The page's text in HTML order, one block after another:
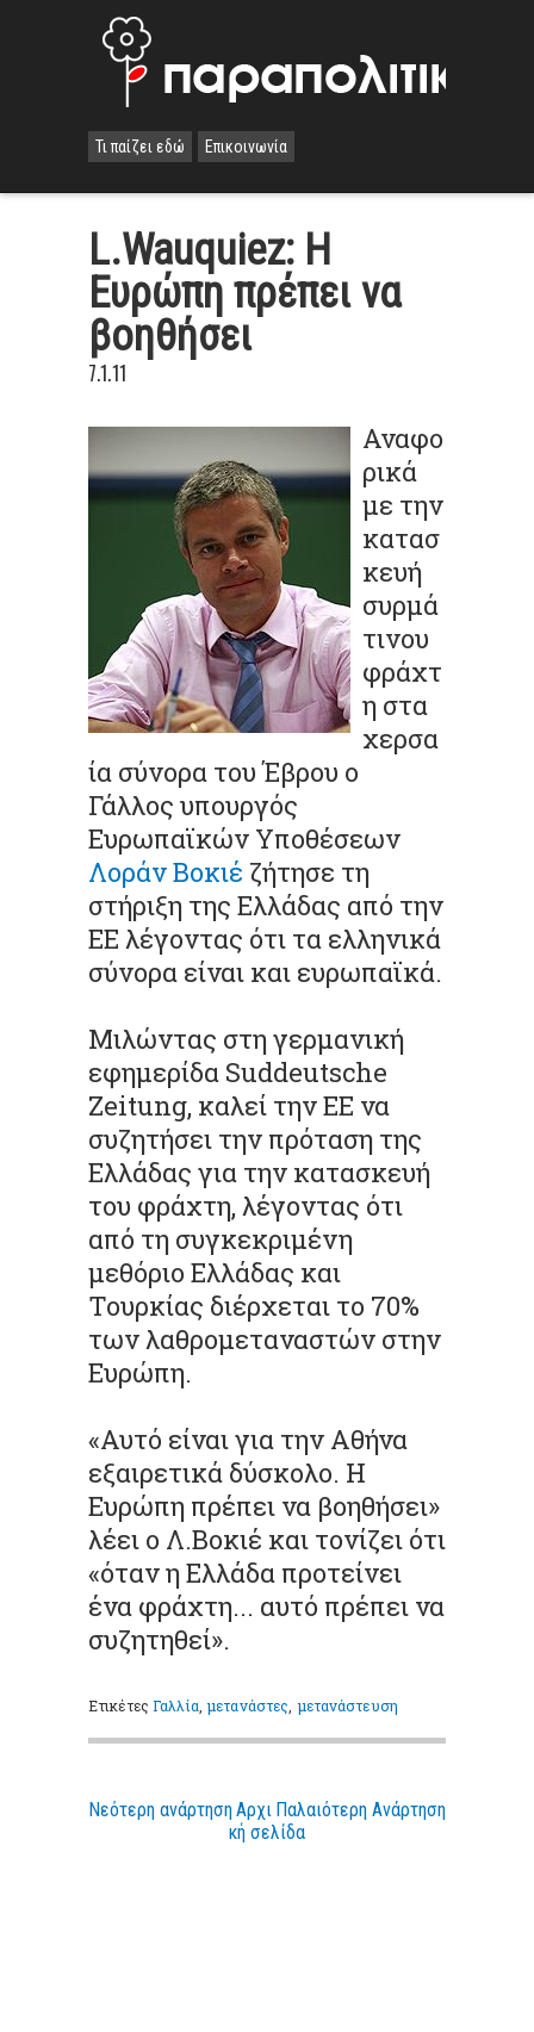
Τι παίζει εδώ Επικοινωνία
L.Wauquiez: Η
Ευρώπη πρέπει να
βοηθήσει
7.1.11
Αναφο
ρικά
με την
κατασ
κευή
συρμά
τινου
φράχτ
η στα
χερσα
ία σύνορα του Έβρου ο
Γάλλος υπουργός
Ευρωπαϊκών Υποθέσεων
Λοράν Βοκιέ ζήτησε τη
στήριξη της Ελλάδας από την
ΕΕ λέγοντας ότι τα ελληνικά
σύνορα είναι και ευρωπαϊκά.
Μιλώντας στη γερμανική
εφημερίδα Suddeutsche
Zeitung, καλεί την ΕΕ να
συζητήσει την πρόταση της
Ελλάδας για την κατασκευή
του φράχτη, λέγοντας ότι
από τη συγκεκριμένη
μεθόριο Ελλάδας και
Τουρκίας διέρχεται το 70%
των λαθρομεταναστών στην
Ευρώπη.
«Αυτό είναι για την Αθήνα
εξαιρετικά δύσκολο. Η
Ευρώπη πρέπει να βοηθήσει»
λέει ο Λ.Βοκιέ και τονίζει ότι
«όταν η Ελλάδα προτείνει
ένα φράχτη... αυτό πρέπει να
συζητηθεί».
ΕτικέτεςΓαλλία ,μετανάστες μετανάστευση
Νεότερη ανάρτηση Παλαιότερη Ανάρτηση
Αρχι
κή σελίδα